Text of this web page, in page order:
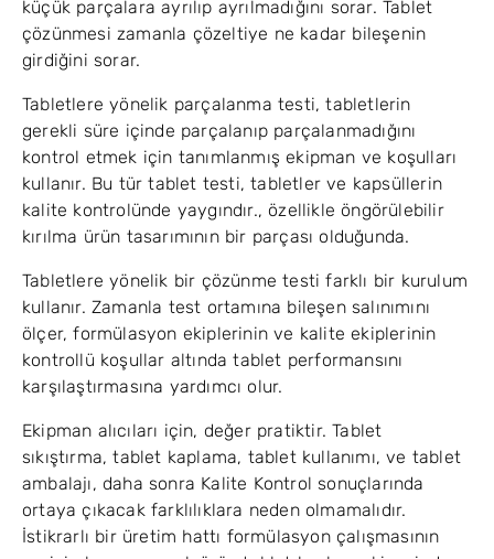
küçük parçalara ayrılıp ayrılmadığını sorar. Tablet
çözünmesi zamanla çözeltiye ne kadar bileşenin
girdiğini sorar.
Tabletlere yönelik parçalanma testi, tabletlerin
gerekli süre içinde parçalanıp parçalanmadığını
kontrol etmek için tanımlanmış ekipman ve koşulları
kullanır. Bu tür tablet testi, tabletler ve kapsüllerin
kalite kontrolünde yaygındır., özellikle öngörülebilir
kırılma ürün tasarımının bir parçası olduğunda.
Tabletlere yönelik bir çözünme testi farklı bir kurulum
kullanır. Zamanla test ortamına bileşen salınımını
ölçer, formülasyon ekiplerinin ve kalite ekiplerinin
kontrollü koşullar altında tablet performansını
karşılaştırmasına yardımcı olur.
Ekipman alıcıları için, değer pratiktir. Tablet
sıkıştırma, tablet kaplama, tablet kullanımı, ve tablet
ambalajı, daha sonra Kalite Kontrol sonuçlarında
ortaya çıkacak farklılıklara neden olmamalıdır.
İstikrarlı bir üretim hattı formülasyon çalışmasının